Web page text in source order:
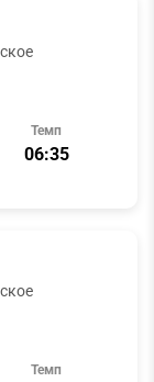
Темп
06:35
Темп